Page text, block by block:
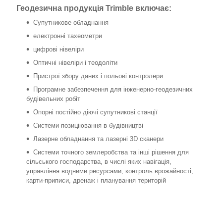
Геодезична продукція Trimble включає:
Супутникове обладнання
електронні тахеометри
цифрові нівеліри
Оптичні нівеліри і теодоліти
Пристрої збору даних і польові контролери
Програмне забезпечення для інженерно-геодезичних
будівельних робіт
Опорні постійно діючі супутникові станції
Системи позиціювання в будівництві
Лазерне обладнання та лазерні 3D сканери
Системи точного землеробства та інші рішення для
сільського господарства, в числі яких навігація,
управління водними ресурсами, контроль врожайності,
карти-приписи, дренаж і планування територій